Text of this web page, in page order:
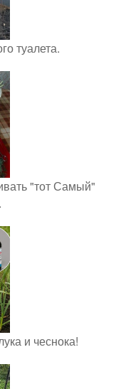
туалета.
"тот Самый"
и чеснока!